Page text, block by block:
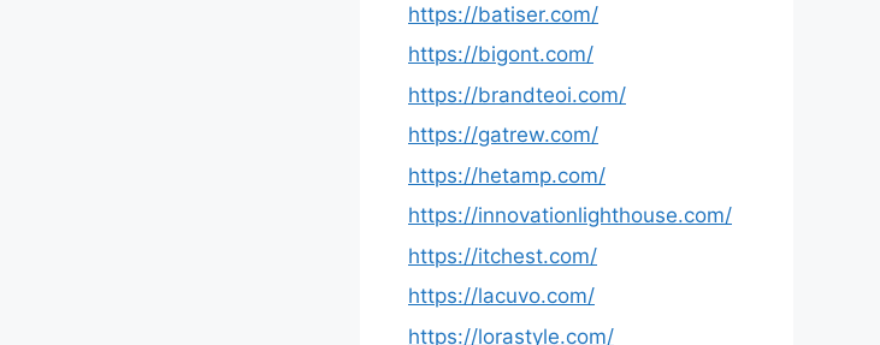
https://batiser.com/
https://bigont.com/
https://brandteoi.com/
https://gatrew.com/
https://hetamp.com/
https://innovationlighthouse.com/
https://itchest.com/
https://lacuvo.com/
https://lorastyle.com/